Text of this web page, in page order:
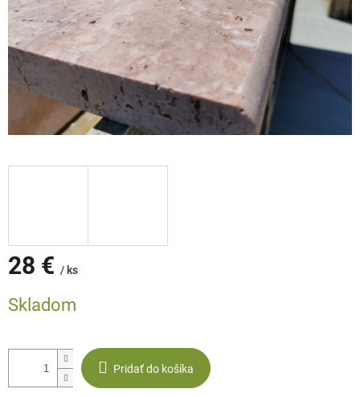
28 € / ks
cena:
Skladom
Pridať do košíka